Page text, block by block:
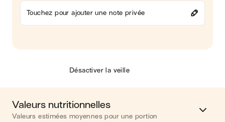
Touchez pour ajouter une note privée
Désactiver la veille
Valeurs nutritionnelles
Valeurs estimées moyennes pour une portion